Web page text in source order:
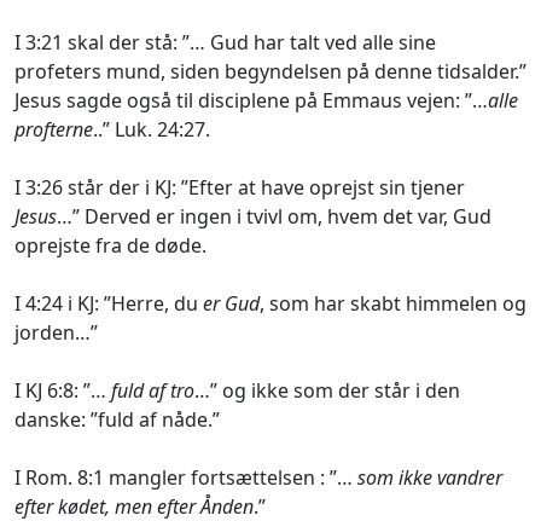
I 3:21 skal der stå: ”… Gud har talt ved alle sine
profeters mund, siden begyndelsen på denne tidsalder.”
Jesus sagde også til disciplene på Emmaus vejen: ”…alle
profterne..” Luk. 24:27.
I 3:26 står der i KJ: ”Efter at have oprejst sin tjener
Jesus…” Derved er ingen i tvivl om, hvem det var, Gud
oprejste fra de døde.
I 4:24 i KJ: ”Herre, du er Gud, som har skabt himmelen og
jorden…”
I KJ 6:8: ”… fuld af tro…” og ikke som der står i den
danske: ”fuld af nåde.”
I Rom. 8:1 mangler fortsættelsen : ”… som ikke vandrer
efter kødet, men efter Ånden.”